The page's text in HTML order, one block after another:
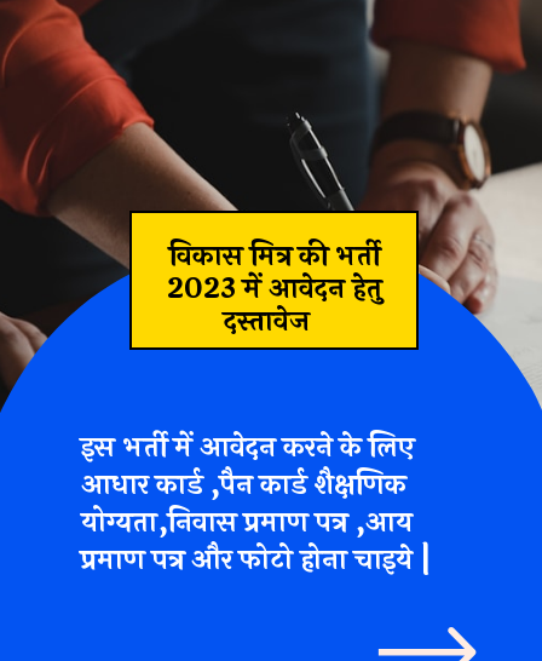
विकास मित्र की भर्ती
2023 में आवेदन हेतु
दस्तावेज
इस भर्ती में आवेदन करने के लिए
आधार कार्ड ,पैन कार्डशैक्षणिक
योग्यता,निवास प्रमाण पत्र ,आय
प्रमाण पत्र और फोटो होना चाइये |